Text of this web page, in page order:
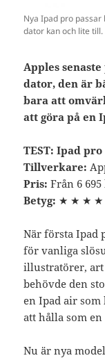
Nya Ipad pro
dator kan och lite till.
Apples
dator, den är
bara att
att göra på en
TEST: Ipad pro
Tillverkare:
Pris: Från 6
Betyg: ★ ★ ★ ★
När första Ipad
för vanliga
illustratörer, art
behövde den
en Ipad air som
att hålla som en
Nu är nya